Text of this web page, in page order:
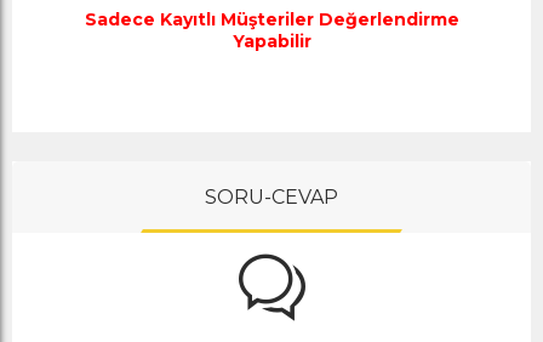
Sadece Kayıtlı Müşteriler Değerlendirme
Yapabilir
SORU-CEVAP